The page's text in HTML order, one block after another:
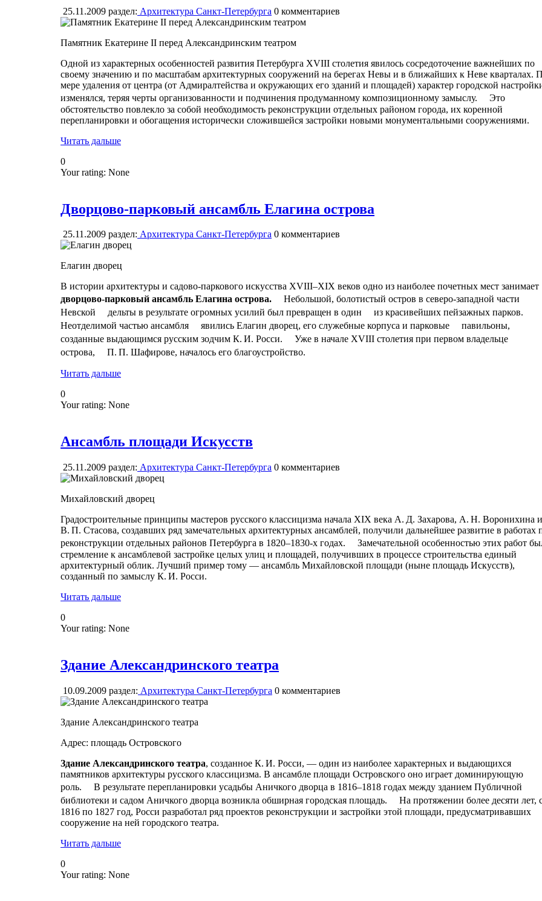
25.11.2009 раздел: Архитектура Санкт-Петербурга 0 комментариев
Памятник Екатерине II перед Александринским театром
Одной из характерных особенностей развития Петербурга ХVIII столетия явилось сосредоточение важнейших по
своему значению и по масштабам архитектурных сооружений на берегах Невы и в ближайших к Неве кварталах.
мере удаления от центра (от Адмиралтейства и окружающих его зданий и площадей) характер городской
изменялся, теряя черты организованности и подчинения продуманному композиционному замыслу. Это
обстоятельство повлекло за собой необходимость реконструкции отдельных районом города, их коренной
перепланировки и обогащения исторически сложившейся застройки новыми монументальными сооружениями.
Читать дальше
0
Your rating: None
Дворцово-парковый ансамбль Елагина острова
25.11.2009 раздел: Архитектура Санкт-Петербурга 0 комментариев
Елагин дворец
В истории архитектуры и садово-паркового искусства XVIII–XIX веков одно из наиболее почетных мест занимает
дворцово-парковый ансамбль Елагина острова. Небольшой, болотистый остров в северо-западной части
Невской дельты в результате огромных усилий был превращен в один из красивейших пейзажных парков.
Неотделимой частью ансамбля явились Елагин дворец, его служебные корпуса и парковые павильоны,
созданные выдающимся русским зодчим К. И. Росси. Уже в начале XVIII столетия при первом владельце
острова, П. П. Шафирове, началось его благоустройство.
Читать дальше
0
Your rating: None
Ансамбль площади Искусств
25.11.2009 раздел: Архитектура Санкт-Петербурга 0 комментариев
Михайловский дворец
Градостроительные принципы мастеров русского классицизма начала XIX века А. Д. Захарова, А. Н. Воронихина и
В. П. Стасова, создавших ряд замечательных архитектурных ансамблей, получили дальнейшее развитие в работах
реконструкции отдельных районов Петербурга в 1820–1830-х годах. Замечательной особенностью этих работ
стремление к ансамблевой застройке целых улиц и площадей, получивших в процессе строительства единый
архитектурный облик. Лучший пример тому — ансамбль Михайловской площади (ныне площадь Искусств),
созданный по замыслу К. И. Росси.
Читать дальше
0
Your rating: None
Здание Александринского театра
10.09.2009 раздел: Архитектура Санкт-Петербурга 0 комментариев
Здание Александринского театра
Адрес: площадь Островского
Здание Александринского театра, созданное К. И. Росси, — один из наиболее характерных и выдающихся
памятников архитектуры русского классицизма. В ансамбле площади Островского оно играет доминирующую
роль. В результате перепланировки усадьбы Аничкого дворца в 1816–1818 годах между зданием Публичной
библиотеки и садом Аничкого дворца возникла обширная городская площадь. На протяжении более десяти лет,
1816 по 1827 год, Росси разработал ряд проектов реконструкции и застройки этой площади, предусматривавших
сооружение на ней городского театра.
Читать дальше
0
Your rating: None